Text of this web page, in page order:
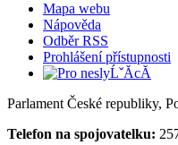
Mapa webu
Nápověda
Odběr RSS
Prohlášení přístupnosti
Parlament České republiky,
Telefon na spojovatelku: